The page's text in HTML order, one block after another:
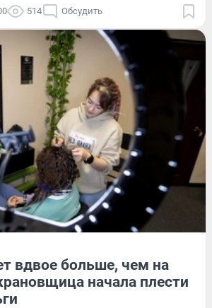
514 Обсудить
вдвое больше, чем на
начала плести